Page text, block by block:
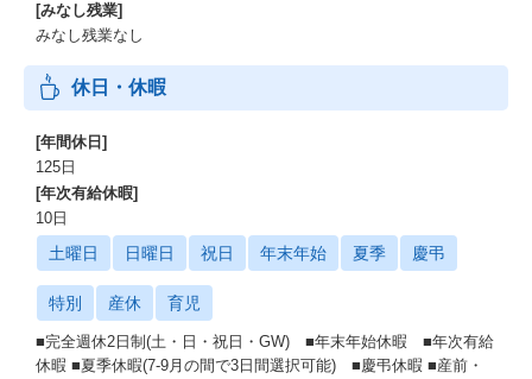
[みなし残業]
みなし残業なし
休日・休暇
[年間休日]
125日
[年次有給休暇]
10日
土曜日 日曜日 祝日 年末年始 夏季 慶弔
特別 産休 育児
■完全週休2日制(土・日・祝日・GW) ■年末年始休暇 ■年次有給
休暇 ■夏季休暇(7-9月の間で3日間選択可能) ■慶弔休暇 ■産前・